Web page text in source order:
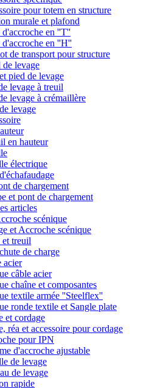
pour totem en structure
murale et plafond
d'accroche en ''T''
d'accroche en ''H''
de transport pour structure
de levage
pied de levage
levage à treuil
levage à crémaillère
levage
en hauteur
électrique
de chargement
et pont de chargement
articles
scénique
et Accroche scénique
et treuil
de charge
acier
câble acier
chaîne et composantes
textile armée ''Steelflex''
ronde textile et Sangle plate
et cordage
réa et accessoire pour cordage
pour IPN
d'accroche ajustable
de levage
de levage
rapide